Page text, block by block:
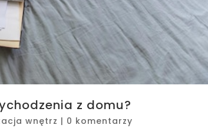
z domu?
wnętrz | 0 komentarzy